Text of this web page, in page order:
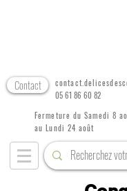
Contact
05 61 86 60 82
Fermeture du Samedi 8
au Lundi 24 août